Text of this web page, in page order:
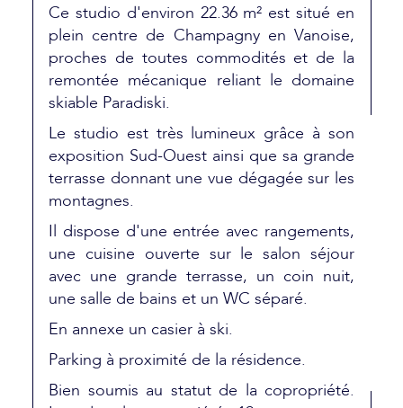
Ce studio d'environ 22.36 m² est situé en
plein centre de Champagny en Vanoise,
proches de toutes commodités et de la
remontée mécanique reliant le domaine
skiable Paradiski.
Le studio est très lumineux grâce à son
exposition Sud-Ouest ainsi que sa grande
terrasse donnant une vue dégagée sur les
montagnes.
Il dispose d'une entrée avec rangements,
une cuisine ouverte sur le salon séjour
avec une grande terrasse, un coin nuit,
une salle de bains et un WC séparé.
En annexe un casier à ski.
Parking à proximité de la résidence.
Bien soumis au statut de la copropriété.